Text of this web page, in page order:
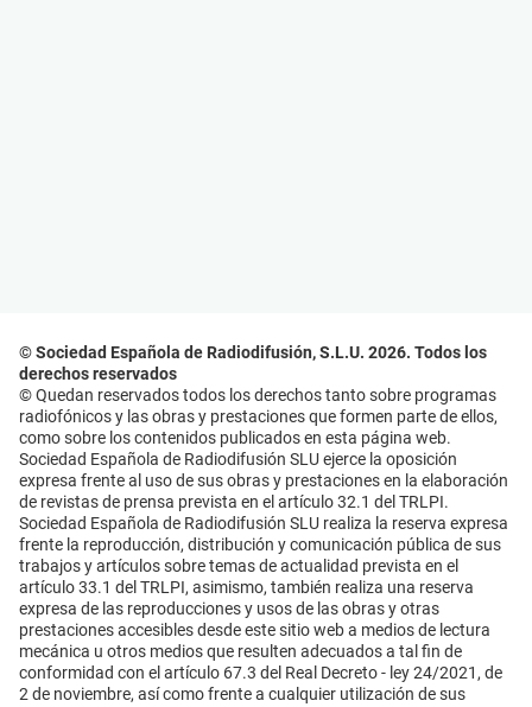
© Sociedad Española de Radiodifusión, S.L.U. 2026. Todos los
derechos reservados
© Quedan reservados todos los derechos tanto sobre programas
radiofónicos y las obras y prestaciones que formen parte de ellos,
como sobre los contenidos publicados en esta página web.
Sociedad Española de Radiodifusión SLU ejerce la oposición
expresa frente al uso de sus obras y prestaciones en la elaboración
de revistas de prensa prevista en el artículo 32.1 del TRLPI.
Sociedad Española de Radiodifusión SLU realiza la reserva expresa
frente la reproducción, distribución y comunicación pública de sus
trabajos y artículos sobre temas de actualidad prevista en el
artículo 33.1 del TRLPI, asimismo, también realiza una reserva
expresa de las reproducciones y usos de las obras y otras
prestaciones accesibles desde este sitio web a medios de lectura
mecánica u otros medios que resulten adecuados a tal fin de
conformidad con el artículo 67.3 del Real Decreto - ley 24/2021, de
2 de noviembre, así como frente a cualquier utilización de sus